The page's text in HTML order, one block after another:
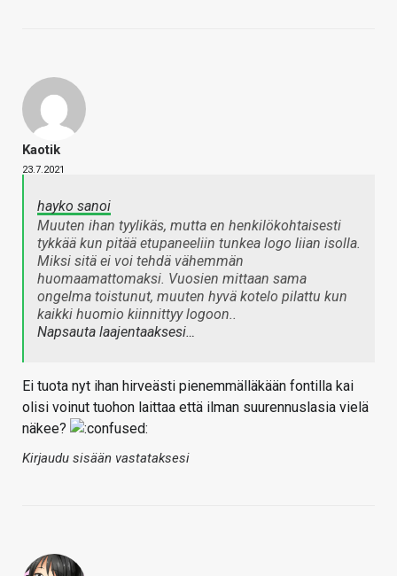
Kaotik
23.7.2021
hayko sanoi
Muuten ihan tyylikäs, mutta en henkilökohtaisesti
tykkää kun pitää etupaneeliin tunkea logo liian isolla.
Miksi sitä ei voi tehdä vähemmän
huomaamattomaksi. Vuosien mittaan sama
ongelma toistunut, muuten hyvä kotelo pilattu kun
kaikki huomio kiinnittyy logoon..
Napsauta laajentaaksesi…
Ei tuota nyt ihan hirveästi pienemmälläkään fontilla kai
olisi voinut tuohon laittaa että ilman suurennuslasia vielä
näkee?
Kirjaudu sisään vastataksesi